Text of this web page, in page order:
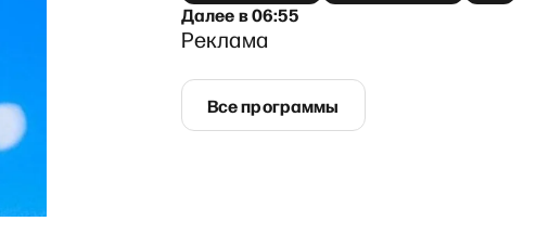
Далеев06:55
Реклама
Все программы